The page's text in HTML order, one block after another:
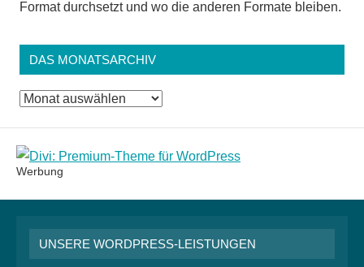
Format durchsetzt und wo die anderen Formate bleiben.
DAS MONATSARCHIV
Das
Werbung
UNSERE WORDPRESS-LEISTUNGEN